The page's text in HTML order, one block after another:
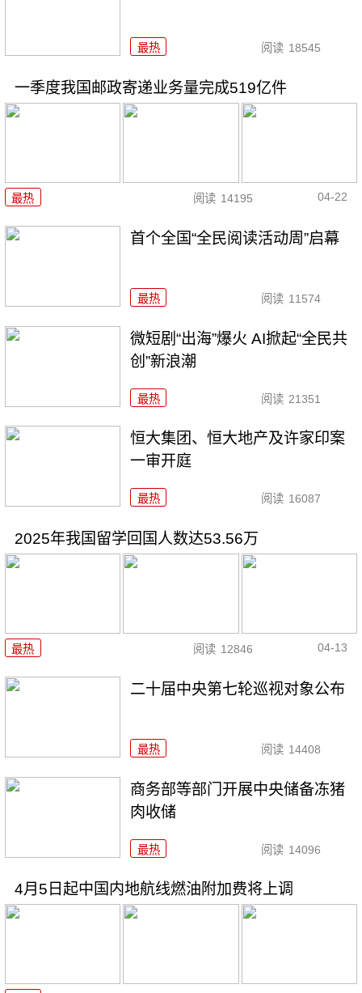
最热 阅读 18545
一季度我国邮政寄递业务量完成519亿件
最热 阅读 14195 04-22
首个全国“全民阅读活动周”启幕
最热 阅读 11574
微短剧“出海”爆火 AI掀起“全民共
创”新浪潮
最热 阅读 21351
恒大集团、恒大地产及许家印案
一审开庭
最热 阅读 16087
2025年我国留学回国人数达53.56万
最热 阅读 12846 04-13
二十届中央第七轮巡视对象公布
最热 阅读 14408
商务部等部门开展中央储备冻猪
肉收储
最热 阅读 14096
4月5日起中国内地航线燃油附加费将上调